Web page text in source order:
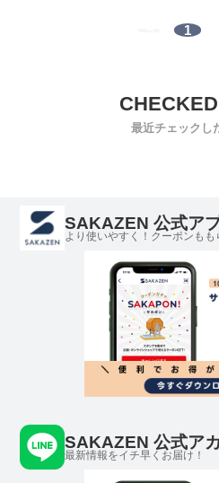
1
最近チェックし
SAKAZEN 公式ア
より使いやすく！クーポンもも
SAKAZEN 公式ア
最新情報をイチ早くお届け！